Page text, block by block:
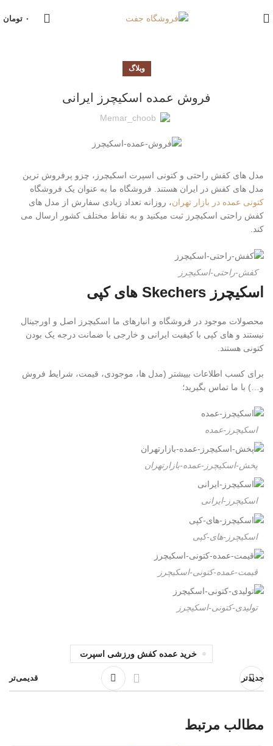
۰ تومان
وبلاگ
فروش عمده اسکیچرز ایرانی
Memar_choob
مدل های کفش راحتی و کتونی اسپرت اسکیچرز، چزو پرفروش ترین
مدل های کفش در ایران هستند. فروشگاه ما به عنوان یک فروشگاه
کتونی عمده در بازار تهران، روزانه تعداد زیادی سفارش از مدل های
کفش راحتی اسکیچرز ثبت میکنید و به نقاط مختلف کشور ارسال می
کند.
کفش-راحتی-اسکیچرز
اسکیچرز Skechers های کپی
محصولات موجود در فروشگاه و انبارهای ما اسکیچرز اصل و اورجینال
نیستند و های کپی با کیفیت ایرانی و خارجی با ضمانت درجه یک بودن
کتونی هستند.
برای کسب اطلاعات بییشتر (مدل ها، موجودی، قیمت، شرایط فروش
و…) با ما تماس بگیرید؛
اسکیچرز-عمده
پخش-اسکیچرز-عمده-بازارتهران
اسکیچرز-ایرانی
اسکیچرز-های-کپی
قیمت-عمده-کتونی-اسکیچرز
تولیدی-کتونی-اسکیچرز
خرید عمده کفش ورزشی اسپرت
جدیدتر قدیمی‌تر
مطالب مرتبط